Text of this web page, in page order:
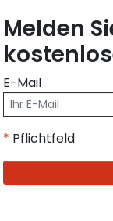
Melden
E-Mail
* Pflichtfeld